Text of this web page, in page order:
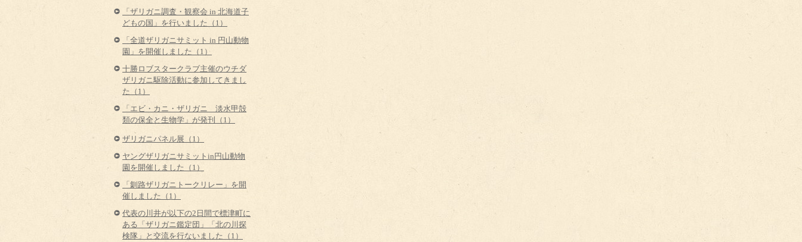
「ザリガニ調査・観察会 in 北海道子
どもの国」を行いました（1）
「全道ザリガニサミット in 円山動物
園」を開催しました（1）
十勝ロブスタークラブ主催のウチダ
ザリガニ駆除活動に参加してきまし
た（1）
「エビ・カニ・ザリガニ 淡水甲殻
類の保全と生物学」が発刊（1）
ザリガニパネル展（1）
ヤングザリガニサミットin円山動物
園を開催しました（1）
「釧路ザリガニトークリレー」を開
催しました（1）
代表の川井が以下の2日間で標津町に
ある「ザリガニ鑑定団」「北の川探
検隊」と交流を行ないました（1）